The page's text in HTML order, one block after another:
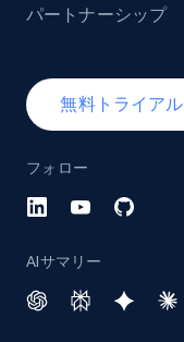
Lazada -
category URL or
URL, Title,
無料トライアル
フォロー
AIサマリー
パートナーシップ